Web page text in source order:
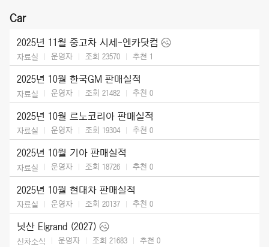
Car
2025년 11월 중고차 시세-엔카닷컴
자료실 운영자 조회 23570 추천 1
2025년 10월 한국GM 판매실적
자료실 운영자 조회 21482 추천 0
2025년 10월 르노코리아 판매실적
자료실 운영자 조회 19304 추천 0
2025년 10월 기아 판매실적
자료실 운영자 조회 18726 추천 0
2025년 10월 현대차 판매실적
자료실 운영자 조회 20137 추천 0
닛산 Elgrand (2027)
신차소식 운영자 조회 21683 추천 0